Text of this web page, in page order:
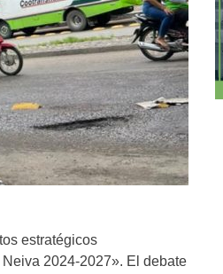
estratégicos
2024-2027». El debate